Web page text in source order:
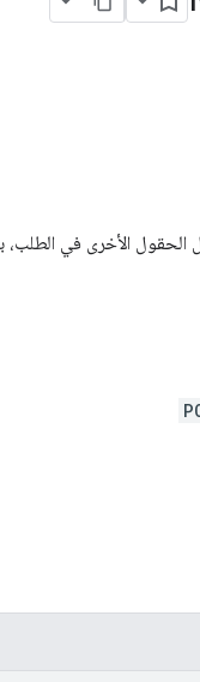
الحقول الأخرى في